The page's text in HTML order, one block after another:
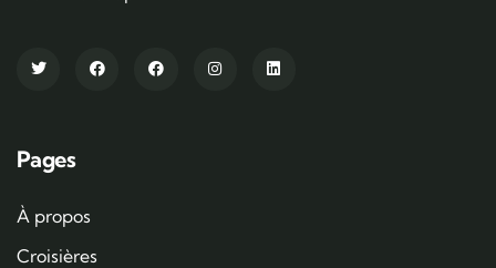
Pages
À propos
Croisières